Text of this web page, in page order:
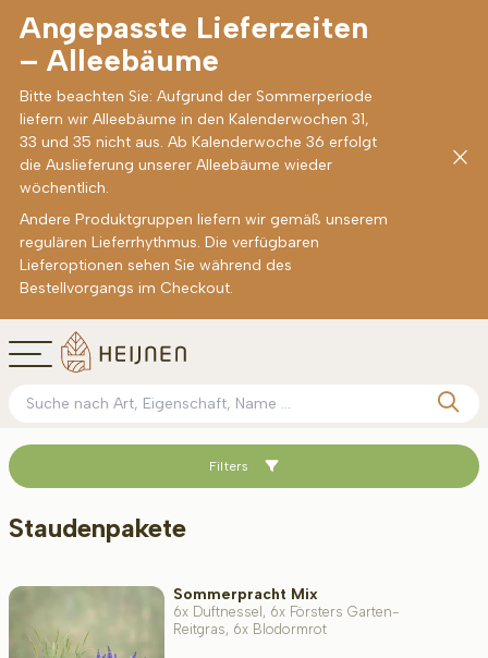
Angepasste Lieferzeiten
– Alleebäume
Bitte beachten Sie: Aufgrund der Sommerperiode
liefern wir Alleebäume in den Kalenderwochen 31,
33 und 35 nicht aus. Ab Kalenderwoche 36 erfolgt
die Auslieferung unserer Alleebäume wieder
wöchentlich.
Andere Produktgruppen liefern wir gemäß unserem
regulären Lieferrhythmus. Die verfügbaren
Lieferoptionen sehen Sie während des
Bestellvorgangs im Checkout.
Sortieren nach
Wurzel-Typ
Filters
Staudenpakete
Sommerpracht Mix
6x Duftnessel, 6x Försters Garten-
Reitgras, 6x Blodormrot